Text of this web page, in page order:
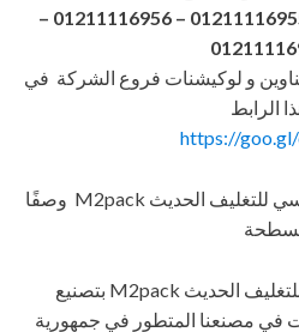
–
و لوكيشنات فروع الشركة في
الرابط
https://
نقدم نحن شركة المهندس منسي للتغليف الحديث M2pack وصفًا
تقوم شركة المهندس منسي للتغليف الحديث M2pack بتصنيع
في مصنعنا المتطور في جمهورية